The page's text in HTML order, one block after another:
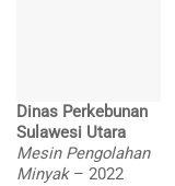
Dinas Perkebunan
Sulawesi Utara
Mesin Pengolahan
Minyak– 2022